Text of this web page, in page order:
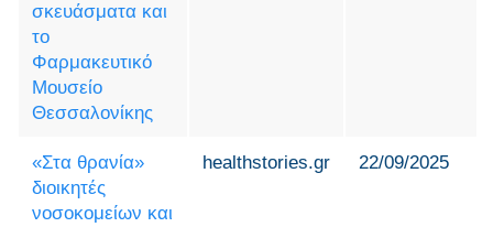
σκευάσματα και
το
Φαρμακευτικό
Μουσείο
Θεσσαλονίκης
«Στα θρανία»
διοικητές
νοσοκομείων και
healthstories.gr 22/09/2025